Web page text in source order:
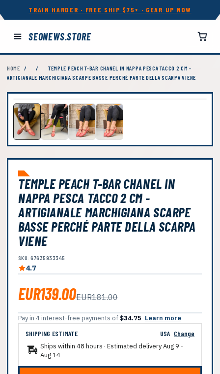
TRAIN HARDER · FREE SHIP $75+ · GEAR UP NOW
SEONEWS.STORE
HOME / /
TEMPLE PEACH T-BAR CHANEL IN NAPPA PESCA TACCO 2 CM -
ARTIGIANALE MARCHIGIANA SCARPE BASSE PERCHÉ PARTE DELLA SCARPA VIENE
TEMPLE PEACH T-BAR CHANEL IN
NAPPA PESCA TACCO 2 CM -
ARTIGIANALE MARCHIGIANA SCARPE
BASSE PERCHÉ PARTE DELLA SCARPA
VIENE
SKU: 67635933345
4.7
EUR139.00EUR181.00
Pay in 4 interest-free payments of $34.75 Learn more
SHIPPING ESTIMATE
USA Change
Ships within 48 hours · Estimated deliveryAug 9 -
Aug 14